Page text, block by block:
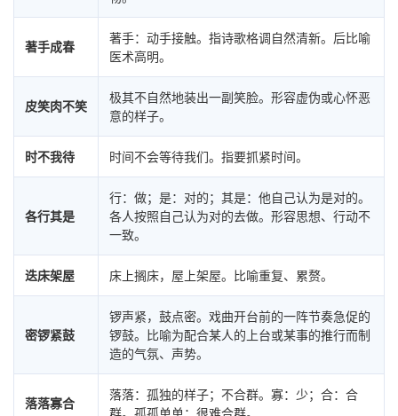
著手成春
著手：动手接触。指诗歌格调自然清新。后比喻
医术高明。
皮笑肉不笑
极其不自然地装出一副笑脸。形容虚伪或心怀恶
意的样子。
时不我待 时间不会等待我们。指要抓紧时间。
各行其是
行：做；是：对的；其是：他自己认为是对的。
各人按照自己认为对的去做。形容思想、行动不
一致。
迭床架屋 床上搁床，屋上架屋。比喻重复、累赘。
密锣紧鼓
锣声紧，鼓点密。戏曲开台前的一阵节奏急促的
锣鼓。比喻为配合某人的上台或某事的推行而制
造的气氛、声势。
落落寡合
落落：孤独的样子；不合群。寡：少；合：合